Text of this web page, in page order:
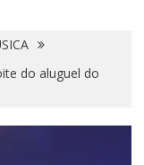
do aluguel do